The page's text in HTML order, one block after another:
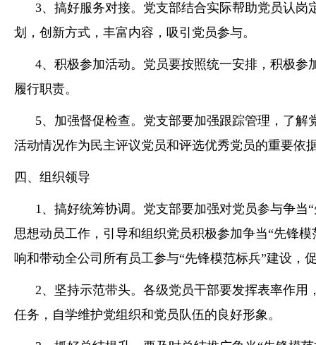
3、搞好服务对接。党支部结合实际帮助党员认岗
划，创新方式，丰富内容，吸引党员参与。
4、积极参加活动。党员要按照统一安排，积极参
履行职责。
5、加强督促检查。党支部要加强跟踪管理，了解
活动情况作为民主评议党员和评选优秀党员的重要依
四、组织领导
1、搞好统筹协调。党支部要加强对党员参与争当“
思想动员工作，引导和组织党员积极参加争当“先锋
响和带动全公司所有员工参与“先锋模范标兵”建设，
2、坚持示范带头。各级党员干部要发挥表率作用
任务，自学维护党组织和党员队伍的良好形象。